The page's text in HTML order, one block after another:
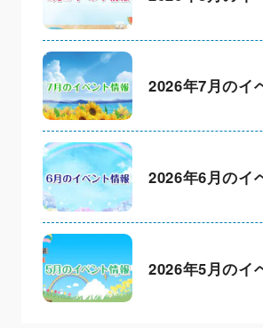
2026年7月のイ
2026年6月のイ
2026年5月のイ